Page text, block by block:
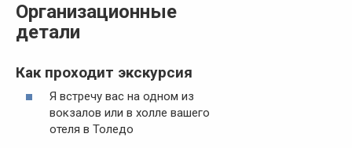
Организационные
детали
Как проходит экскурсия
Я встречу вас на одном из
вокзалов или в холле вашего
отеля в Толедо